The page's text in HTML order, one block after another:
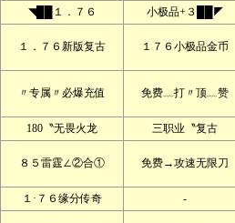
◥██１．７６ 小极品+３██◤
１．７６新版复古 １７６小极品金币
〃专属〃必爆充值 免费﹏打〃顶﹏赞
180〝无畏火龙 三职业〝复古
８５雷霆∠②合① 免费→攻速无限刀
１·７６缘分传奇 -